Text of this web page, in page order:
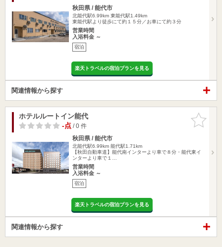
秋田県 / 能代市
北能代駅6.99km 東能代駅1.49km
東能代駅より徒歩にて約１５分／お車にて約３分
営業時間
入浴料金 ～
宿泊
楽天トラベルの宿泊プランを見る
関連情報から探す
お気に入
りに追加
ホテルルートイン能代
-点/ 0 件
秋田県 / 能代市
北能代駅6.99km 能代駅1.71km
【秋田自動車道】能代南インターより車で８分・能代東イ
ンターより車で１…
営業時間
入浴料金 ～
宿泊
楽天トラベルの宿泊プランを見る
関連情報から探す